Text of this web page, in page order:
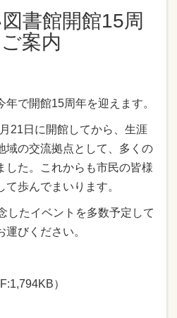
書館開館15周
案内
で開館15周年を迎えます。
21日に開館してから、生涯
域の交流拠点として、多くの
した。これからも市民の皆様
歩んでまいります。
したイベントを多数予定して
びください。
）